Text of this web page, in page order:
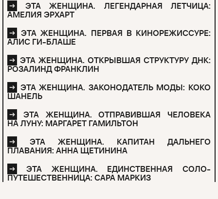
→
ЭТА ЖЕНЩИНА. ЛЕГЕНДАРНАЯ ЛЕТЧИЦА:
АМЕЛИЯ ЭРХАРТ
→ ЭТА ЖЕНЩИНА. ПЕРВАЯ В КИНОРЕЖИССУРЕ:
АЛИС ГИ-БЛАШЕ
→ ЭТА ЖЕНЩИНА. ОТКРЫВШАЯ СТРУКТУРУ ДНК:
РОЗАЛИНД ФРАНКЛИН
→ ЭТА ЖЕНЩИНА. ЗАКОНОДАТЕЛЬ МОДЫ: КОКО
ШАНЕЛЬ
→
ЭТА ЖЕНЩИНА. ОТПРАВИВШАЯ ЧЕЛОВЕКА
НА ЛУНУ: МАРГАРЕТ ГАМИЛЬТОН
→
ЭТА ЖЕНЩИНА. КАПИТАН ДАЛЬНЕГО
ПЛАВАНИЯ: АННА ЩЕТИНИНА
→
ЭТА ЖЕНЩИНА. ЕДИНСТВЕННАЯ СОЛО-
ПУТЕШЕСТВЕННИЦА: САРА МАРКИЗ